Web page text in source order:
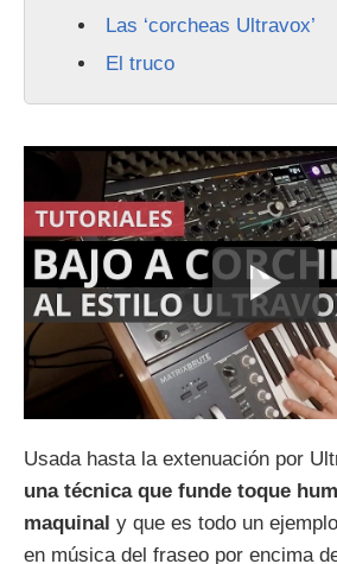
Las ‘corcheas Ultravox’
El truco
Usada hasta la extenuación por
una técnica que funde toque
maquinal y que es todo un
en música del fraseo por encima